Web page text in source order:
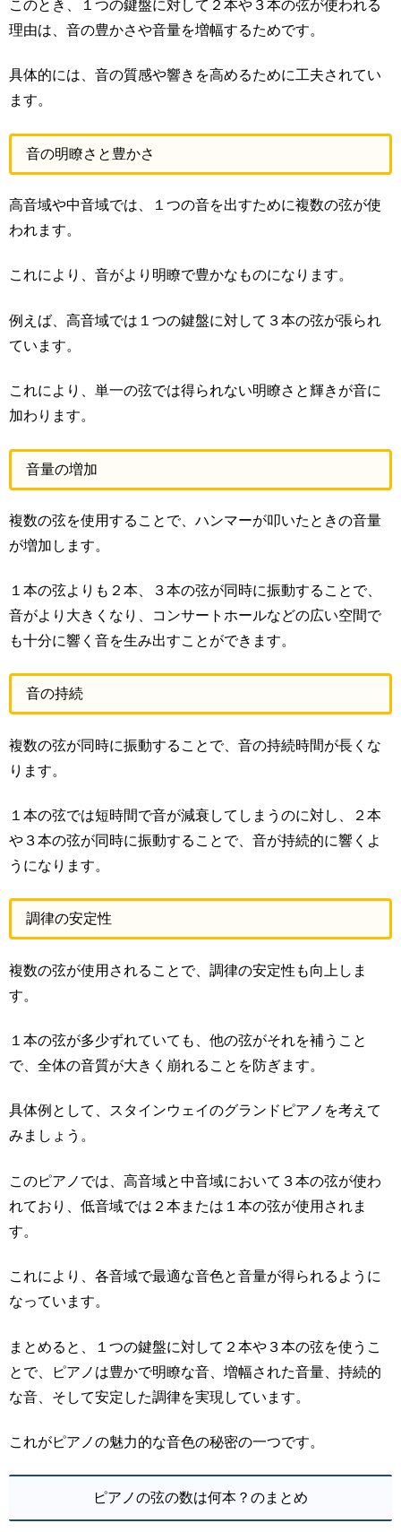
このとき、１つの鍵盤に対して２本や３本の弦が使われる
理由は、音の豊かさや音量を増幅するためです。
具体的には、音の質感や響きを高めるために工夫されてい
ます。
音の明瞭さと豊かさ
高音域や中音域では、１つの音を出すために複数の弦が使
われます。
これにより、音がより明瞭で豊かなものになります。
例えば、高音域では１つの鍵盤に対して３本の弦が張られ
ています。
これにより、単一の弦では得られない明瞭さと輝きが音に
加わります。
音量の増加
複数の弦を使用することで、ハンマーが叩いたときの音量
が増加します。
１本の弦よりも２本、３本の弦が同時に振動することで、
音がより大きくなり、コンサートホールなどの広い空間で
も十分に響く音を生み出すことができます。
音の持続
複数の弦が同時に振動することで、音の持続時間が長くな
ります。
１本の弦では短時間で音が減衰してしまうのに対し、２本
や３本の弦が同時に振動することで、音が持続的に響くよ
うになります。
調律の安定性
複数の弦が使用されることで、調律の安定性も向上しま
す。
１本の弦が多少ずれていても、他の弦がそれを補うこと
で、全体の音質が大きく崩れることを防ぎます。
具体例として、スタインウェイのグランドピアノを考えて
みましょう。
このピアノでは、高音域と中音域において３本の弦が使わ
れており、低音域では２本または１本の弦が使用されま
す。
これにより、各音域で最適な音色と音量が得られるように
なっています。
まとめると、１つの鍵盤に対して２本や３本の弦を使うこ
とで、ピアノは豊かで明瞭な音、増幅された音量、持続的
な音、そして安定した調律を実現しています。
これがピアノの魅力的な音色の秘密の一つです。
ピアノの弦の数は何本？のまとめ